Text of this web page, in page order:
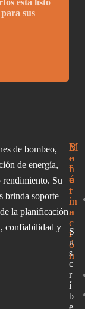
está listo
sus
de bombeo,
de energía,
Su
brinda soporte
la planificación
confiabilidad y
I
n
f
o
r
m
a
c
i
ó
n
M
e
n
ú
B
o
l
e
t
í
n
S
u
s
c
r
í
b
e